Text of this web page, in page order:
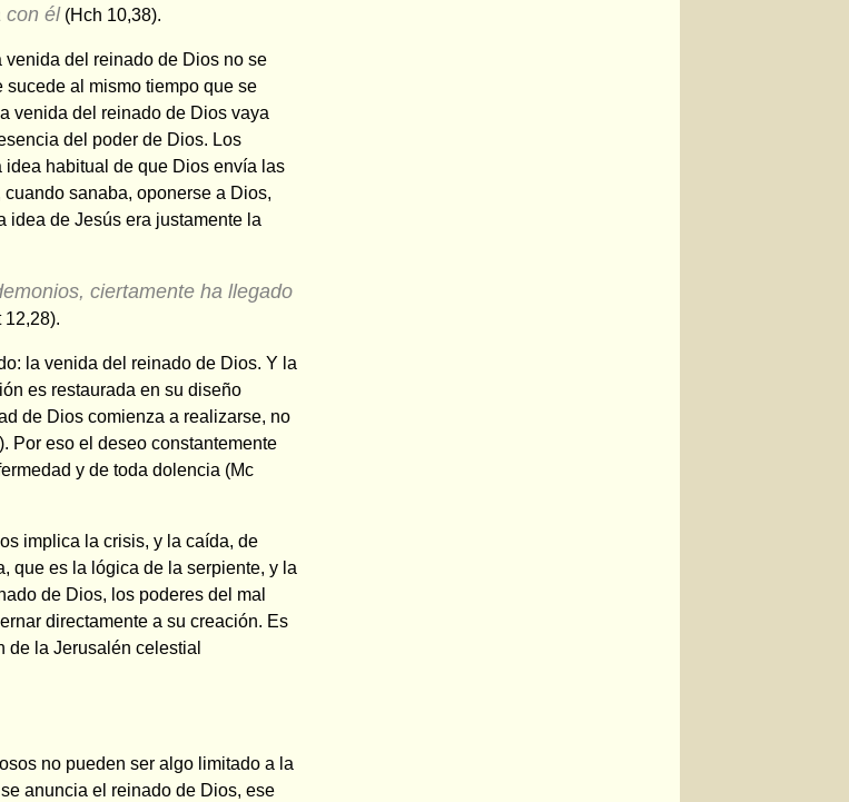
con él (Hch 10,38).
del reinado de Dios no se
al mismo tiempo que se
venida del reinado de Dios vaya
del poder de Dios. Los
habitual de que Dios envía las
sanaba, oponerse a Dios,
idea de Jesús era justamente la
ciertamente ha llegado
12,28).
la venida del reinado de Dios. Y la
es restaurada en su diseño
de Dios comienza a realizarse, no
Por eso el deseo constantemente
y de toda dolencia (Mc
implica la crisis, y la caída, de
que es la lógica de la serpiente, y la
de Dios, los poderes del mal
directamente a su creación. Es
de la Jerusalén celestial
no pueden ser algo limitado a la
anuncia el reinado de Dios, ese